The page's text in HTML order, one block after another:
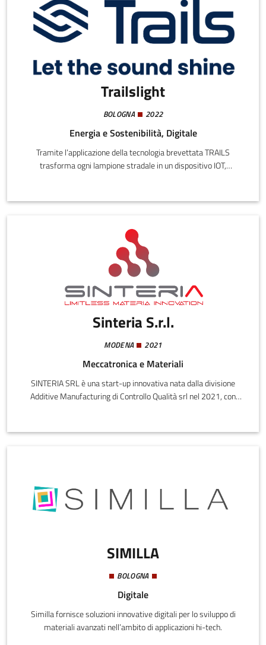
Trailslight
BOLOGNA 2022
Energia e Sostenibilità, Digitale
Tramite l’applicazione della tecnologia brevettata TRAILS
trasforma ogni lampione stradale in un dispositivo IOT,
di TRAILS permette la riduzione dello spreco energetico e
fornendo la giusta quantità di luce solo dove e quando serve.
Sinteria S.r.l.
MODENA 2021
Meccatronica e Materiali
SINTERIA SRL è una start-up innovativa nata dalla divisione
Additive Manufacturing di Controllo Qualità srl nel 2021, con
servizi avanzati per rendere più efficienti i processi di Additive
SLM.
SIMILLA
BOLOGNA
Digitale
Similla fornisce soluzioni innovative digitali per lo sviluppo di
materiali avanzati nell’ambito di applicazioni hi-tech.